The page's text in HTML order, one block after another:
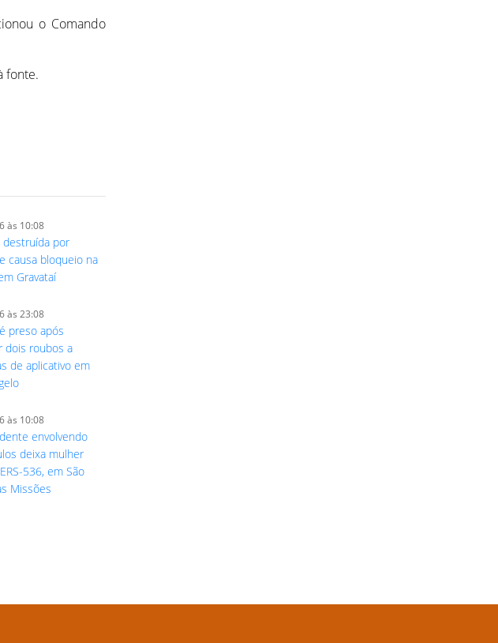
o Comando
fonte.
às 10:08
destruída por
causa bloqueio na
Gravataí
às 23:08
preso após
dois roubos a
de aplicativo em
às 10:08
envolvendo
deixa mulher
536, em São
Missões